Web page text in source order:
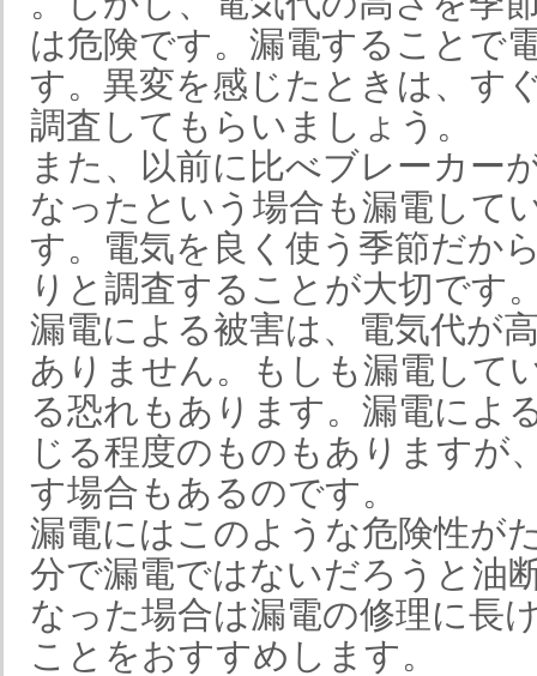
は危険です。漏電することで
す。異変を感じたときは、す
調査してもらいましょう。
また、以前に比べブレーカー
なったという場合も漏電して
す。電気を良く使う季節だか
りと調査することが大切です
漏電による被害は、電気代が
ありません。もしも漏電して
る恐れもあります。漏電によ
じる程度のものもありますが
す場合もあるのです。
漏電にはこのような危険性が
分で漏電ではないだろうと油
なった場合は漏電の修理に長
ことをおすすめします。